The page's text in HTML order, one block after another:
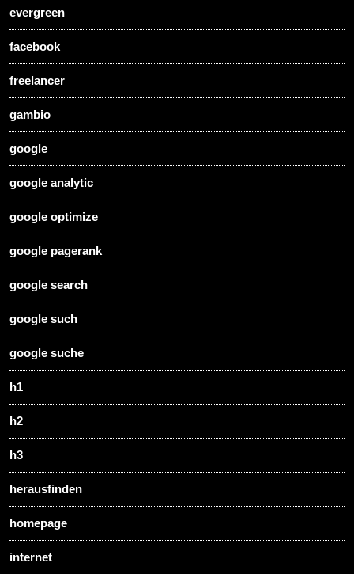
evergreen
facebook
freelancer
gambio
google
google analytic
google optimize
google pagerank
google search
google such
google suche
h1
h2
h3
herausfinden
homepage
internet